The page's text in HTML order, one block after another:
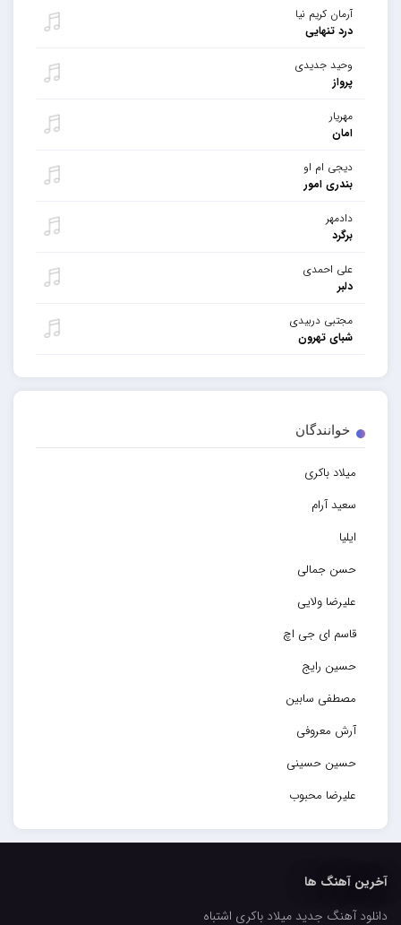
آرمان کریم نیا
درد تنهایی
وحید جدیدی
پرواز
مهریار
امان
دیجی ام او
بندری امور
دادمهر
برگرد
علی احمدی
دلبر
مجتبی دربیدی
شبای تهرون
خوانندگان
میلاد باکری
سعید آرام
ایلیا
حسن جمالی
علیرضا ولایی
قاسم ای جی اچ
حسین رایج
مصطفی سابین
آرش معروفی
حسین حسینی
علیرضا محبوب
حسین حصارکی
کاپیتان
آخرین آهنگ ها
دانلود آهنگ جدید میلاد باکری اشتباه